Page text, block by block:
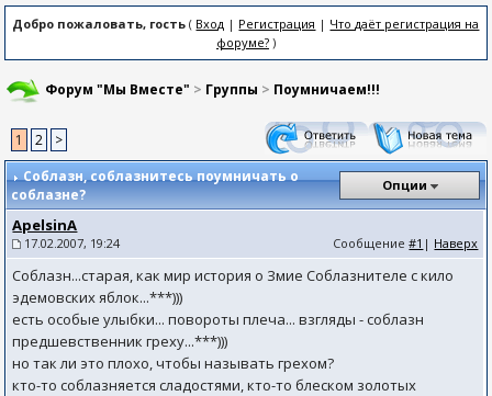
Добро пожаловать, гость ( Вход | Регистрация | Что даёт регистрация на
форуме?)
Форум "Мы Вместе" > Группы > Поумничаем!!!
1 2
>
Соблазн, соблазнитесь поумничать о
соблазне?
Опции
ApelsinA
17.02.2007, 19:24 Сообщение#1 | Наверх
Соблазн...старая, как мир история о Змие Соблазнителе с кило
эдемовских яблок...***)))
есть особые улыбки... повороты плеча... взгляды - соблазн
предшевственник греху...***)))
но так ли это плохо, чтобы называть грехом?
кто-то соблазняется сладостями, кто-то блеском золотых